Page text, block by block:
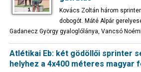
Kovács Zoltán három
dobogót. Máté Alpár
Gadanecz György gyaloglólánya, Vancsó
Atlétikai Eb: két gödöllői sprinter
helyhez a 4x400 méteres magyar